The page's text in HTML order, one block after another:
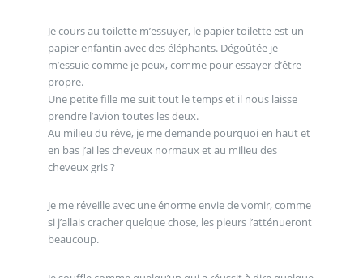
Je cours au toilette m’essuyer, le papier toilette est un
papier enfantin avec des éléphants. Dégoûtée je
m’essuie comme je peux, comme pour essayer d’être
propre.
Une petite fille me suit tout le temps et il nous laisse
prendre l’avion toutes les deux.
Au milieu du rêve, je me demande pourquoi en haut et
en bas j’ai les cheveux normaux et au milieu des
cheveux gris ?
Je me réveille avec une énorme envie de vomir, comme
si j’allais cracher quelque chose, les pleurs l’atténueront
beaucoup.